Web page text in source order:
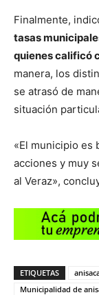
Finalmente,
tasas
quienes calificó
manera, los
se atrasó de
situación
«El municipio es
acciones y muy
al Veraz»,
ETIQUETAS
Municipalidad de